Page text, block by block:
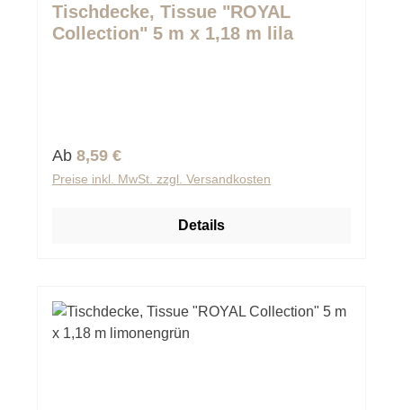
Tischdecke, Tissue "ROYAL
Collection" 5 m x 1,18 m lila
Regulärer Preis:
Ab 8,59 €
Preise inkl. MwSt. zzgl. Versandkosten
Details